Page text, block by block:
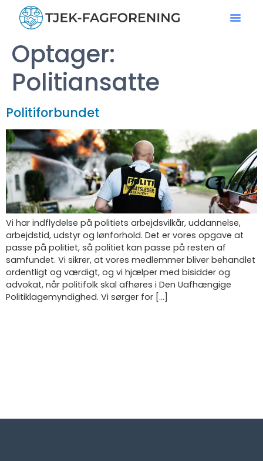
Optager:
Politiansatte
Politiforbundet
Vi har indflydelse på politiets arbejdsvilkår, uddannelse,
arbejdstid, udstyr og lønforhold. Det er vores opgave at
passe på politiet, så politiet kan passe på resten af
samfundet. Vi sikrer, at vores medlemmer bliver behandlet
ordentligt og værdigt, og vi hjælper med bisidder og
advokat, når politifolk skal afhøres i Den Uafhængige
Politiklagemyndighed. Vi sørger for […]